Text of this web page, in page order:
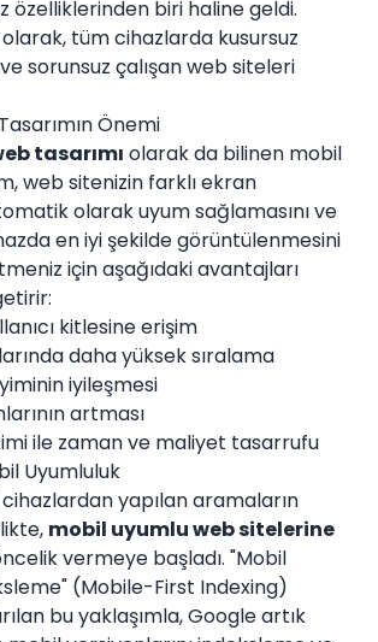
özelliklerinden biri haline geldi.
tüm cihazlarda kusursuz
sorunsuz çalışan web siteleri
Önemi
tasarımı olarak da bilinen mobil
web sitenizin farklı ekran
olarak uyum sağlamasını ve
en iyi şekilde görüntülenmesini
için aşağıdaki avantajları
kitlesine erişim
daha yüksek sıralama
iyileşmesi
artması
ile zaman ve maliyet tasarrufu
Uyumluluk
yapılan aramaların
mobil uyumlu web sitelerine
vermeye başladı. "Mobil
(Mobile-First Indexing)
bu yaklaşımla, Google artık